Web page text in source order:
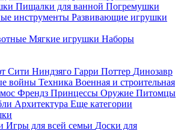
Пищалки для ванной Погремушки
инструменты Развивающие игрушки
Мягкие игрушки Наборы
Сити Ниндзяго Гарри Поттер Динозавр
войны Техника Военная и строительная
Френдз Принцессы Оружие Питомцы
Архитектура Еще категории
Игры для всей семьи Доски для